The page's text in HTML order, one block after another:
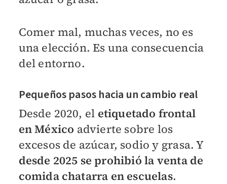
Comer mal, muchas veces, no es
una elección. Es una consecuencia
del entorno.
Pequeños pasos hacia un cambio real
Desde 2020, el etiquetado frontal
en México advierte sobre los
excesos de azúcar, sodio y grasa. Y
desde 2025 se prohibió la venta de
comida chatarra en escuelas.